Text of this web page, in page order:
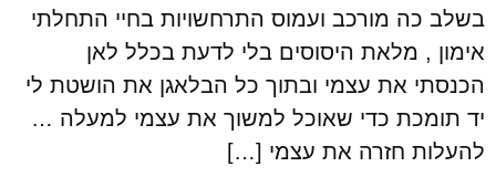
בשלב כה מורכב ועמוס התרחשויות בחיי התחלתי
אימון , מלאת היסוסים בלי לדעת בכלל לאן
הכנסתי את עצמי ובתוך כל הבלאגן את הושטת לי
יד תומכת כדי שאוכל למשוך את עצמי למעלה …
להעלות חזרה את עצמי […]